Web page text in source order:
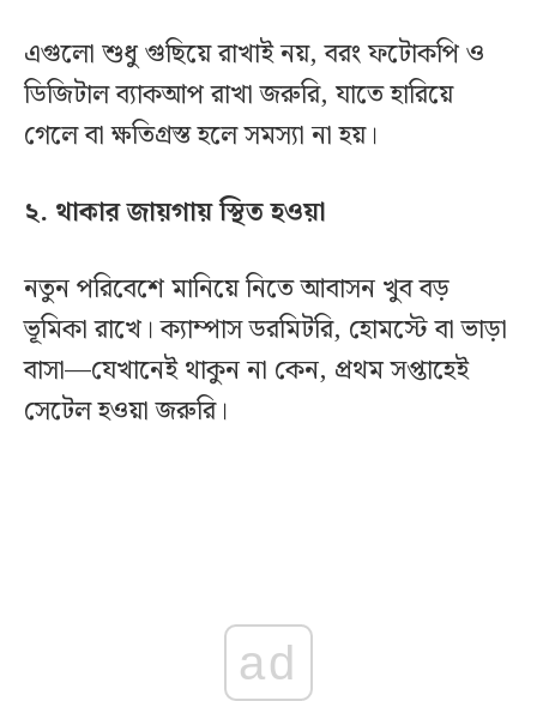
এগুলো শুধু গুছিয়ে রাখাই নয়, বরং ফটোকপি ও
ডিজিটাল ব্যাকআপ রাখা জরুরি, যাতে হারিয়ে
গেলে বা ক্ষতিগ্রস্ত হলে সমস্যা না হয়।
২. থাকার জায়গায় স্থিত হওয়া
নতুন পরিবেশে মানিয়ে নিতে আবাসন খুব বড়
ভূমিকা রাখে। ক্যাম্পাস ডরমিটরি, হোমস্টে বা ভাড়া
বাসা—যেখানেই থাকুন না কেন, প্রথম সপ্তাহেই
সেটেল হওয়া জরুরি।
ad